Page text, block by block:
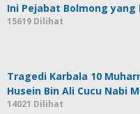
Ini Pejabat Bolmong
15619 Dilihat
Tragedi Karbala 10
Husein Bin Ali Cucu Nabi
14021 Dilihat